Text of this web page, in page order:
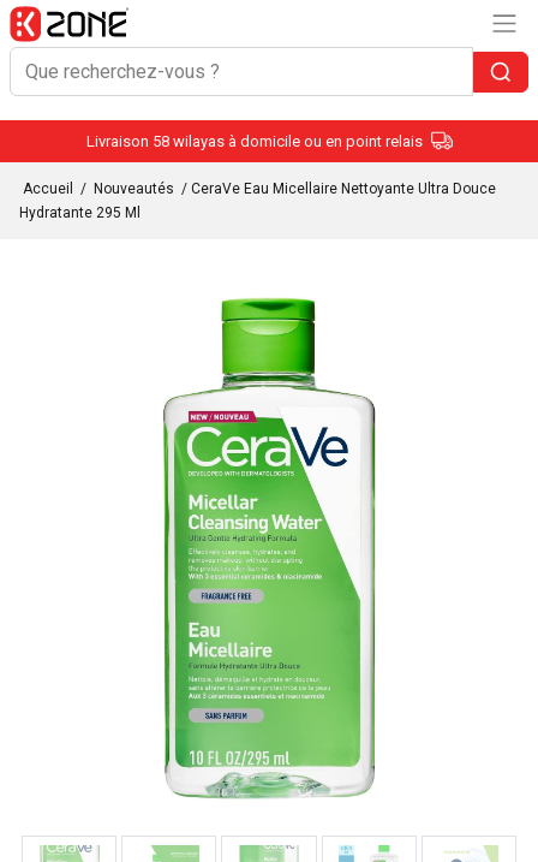
Livraison 58 wilayas à domicile ou en point relais
Accueil / Nouveautés / CeraVe Eau Micellaire Nettoyante Ultra Douce
Hydratante 295 Ml